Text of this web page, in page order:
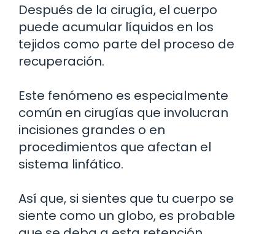
Después de la cirugía, el cuerpo
puede acumular líquidos en los
tejidos como parte del proceso de
recuperación.
Este fenómeno es especialmente
común en cirugías que involucran
incisiones grandes o en
procedimientos que afectan el
sistema linfático.
Así que, si sientes que tu cuerpo se
siente como un globo, es probable